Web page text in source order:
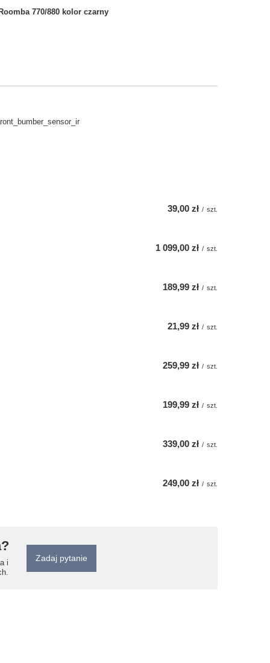
770/880 kolor czarny
39,00 zł / szt.
1 099,00 zł / szt.
189,99 zł / szt.
21,99 zł / szt.
259,99 zł / szt.
199,99 zł / szt.
339,00 zł / szt.
249,00 zł / szt.
i
Zadaj pytanie